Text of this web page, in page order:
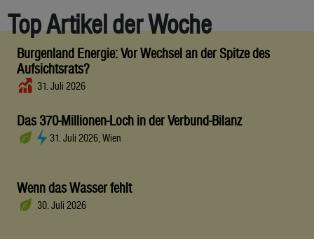
Top Artikel der Woche
Burgenland Energie: Vor Wechsel an der Spitze des
Aufsichtsrats?
31. Juli 2026
Das 370-Millionen-Loch in der Verbund-Bilanz
31. Juli 2026, Wien
Wenn das Wasser fehlt
30. Juli 2026